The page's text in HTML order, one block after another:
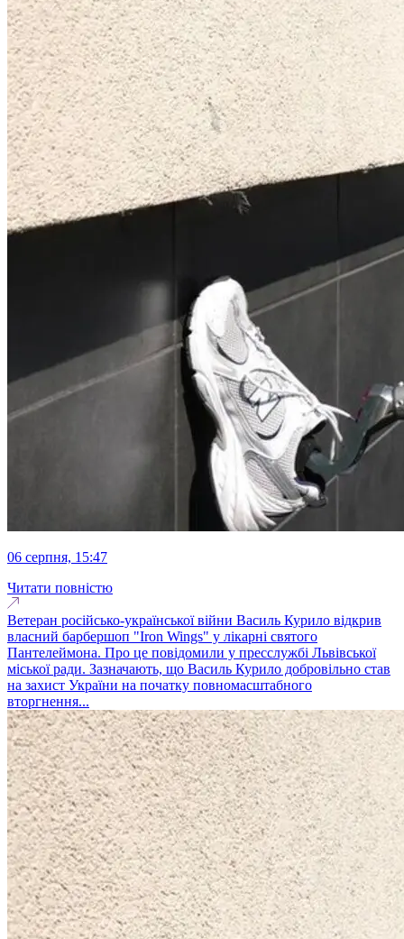
06 серпня, 15:47
Читати повністю
Ветеран російсько-української війни Василь Курило відкрив
власний барбершоп "Iron Wings" у лікарні святого
Пантелеймона. Про це повідомили у пресслужбі Львівської
міської ради. Зазначають, що Василь Курило добровільно став
на захист України на початку повномасштабного
вторгнення...